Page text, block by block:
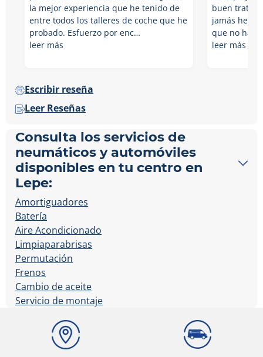
la mejor experiencia que he tenido de
entre todos los talleres de coche que he
probado. Esfuerzo por enc…
leer más
buen trato y
jamás he
que no hay
leer más
Escribir reseña
Leer Reseñas
Consulta los servicios de
neumáticos y automóviles
disponibles en tu centro en
Lepe:
Amortiguadores
Batería
Aire Acondicionado
Limpiaparabrisas
Permutación
Frenos
Cambio de aceite
Servicio de montaje